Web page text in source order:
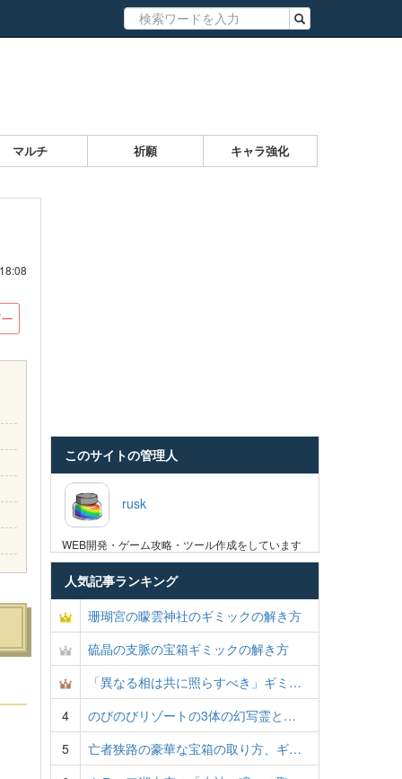
マルチ 祈願 キャラ強化
このサイトの管理人
rusk
WEB開発・ゲーム攻略・ツール作成をしています
人気記事ランキング
珊瑚宮の曚雲神社のギミックの解き方
硫晶の支脈の宝箱ギミックの解き方
「異なる相は共に照らすべき」ギミ…
4
のびのびリゾートの3体の幻写霊と…
5
亡者狭路の豪華な宝箱の取り方、ギ…